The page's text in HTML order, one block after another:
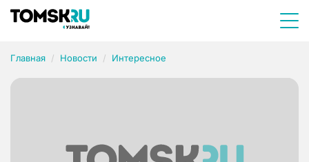
Главная Новости Интересное